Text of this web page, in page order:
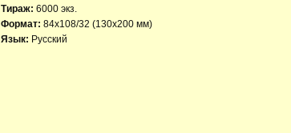
Тираж: 6000 экз.
Формат: 84x108/32 (130х200 мм)
Язык: Русский